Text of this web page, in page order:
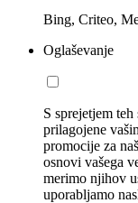
Bing, Criteo,
Oglaševanje
S sprejetjem
prilagojene
promocije za
osnovi vašega
merimo njihov
uporabljamo